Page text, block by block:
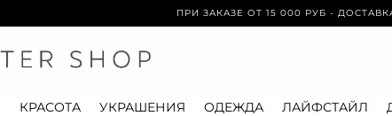
ПРИ ЗАКАЗЕ ОТ 15 000 РУБ - ДОСТАВКА ПО
КРАСОТА УКРАШЕНИЯ ОДЕЖДА ЛАЙФСТАЙЛ